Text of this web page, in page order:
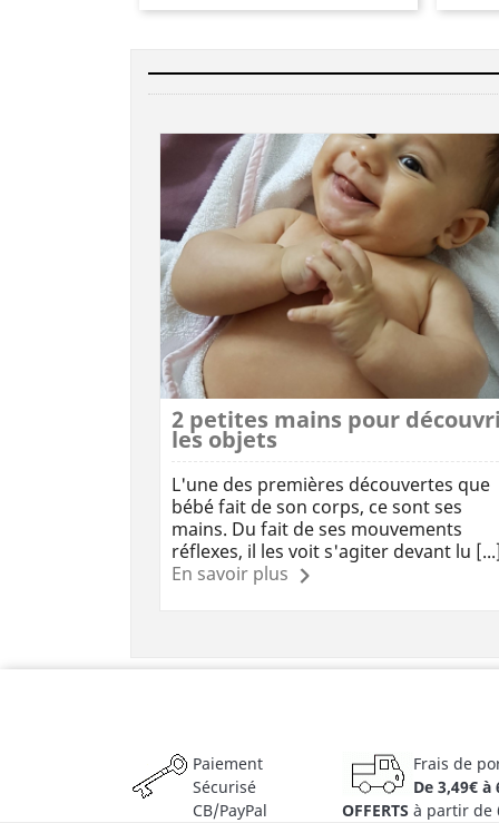
2 petites mains pour
les objets
L'une des premières découvertes que
bébé fait de son corps, ce sont ses
mains. Du fait de ses mouvements
réflexes, il les voit s'agiter devant lu [...]
En savoir plus
Paiement
Sécurisé
CB/PayPal
Frais de
De 3,49€ à
OFFERTS à partir de